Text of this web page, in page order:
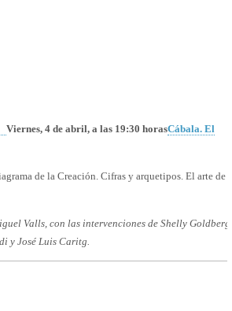
Viernes, 4 de abril, a las 19:30 horasCábala. El
de la Creación. Cifras y arquetipos. El arte de
Valls, con las intervenciones de Shelly Goldberg,
y José Luis Caritg.